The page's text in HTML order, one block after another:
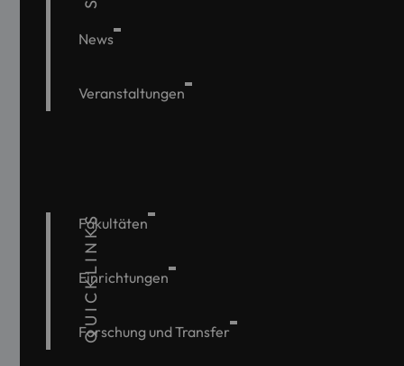
News
Veranstaltungen
QUICKLINKS
Fakultäten
Einrichtungen
Forschung und Transfer